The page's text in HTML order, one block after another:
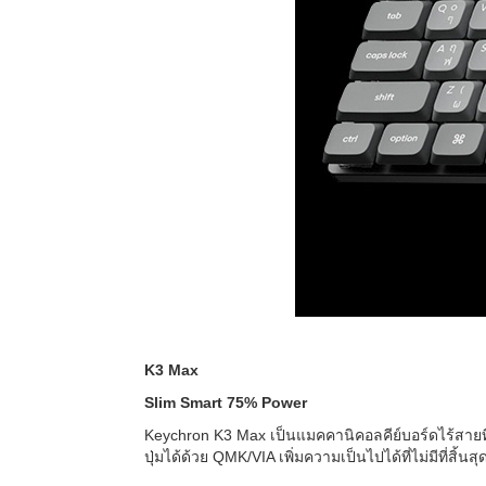
K3 Max
Slim Smart 75% Power
Keychron K3 Max เป็นแมคคานิคอลคีย์บอร์ดไร้สา
ปุ่มได้ด้วย QMK/VIA เพิ่มความเป็นไปได้ที่ไม่มีที่สิ้น